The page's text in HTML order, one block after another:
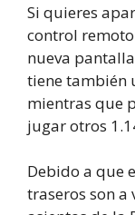
Si quieres
control
nueva
tiene también
mientras que
jugar otros
Debido a que
traseros son a